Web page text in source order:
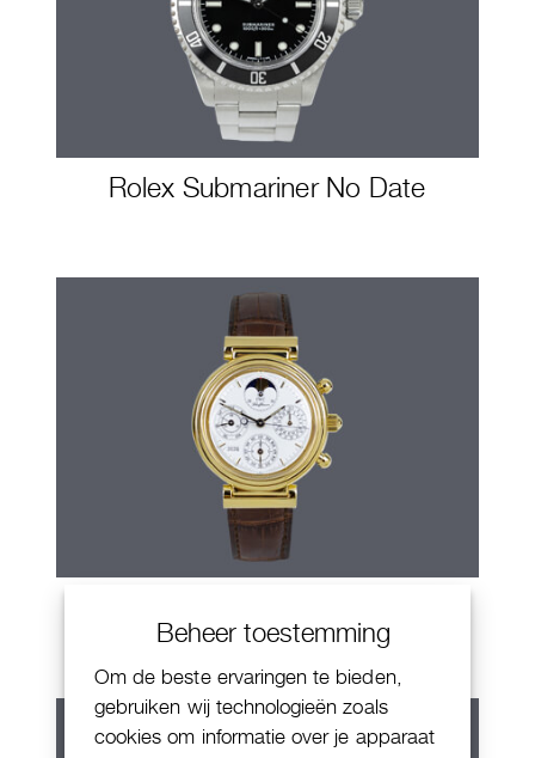
Beheer toestemming
Om de beste ervaringen te bieden,
gebruiken wij technologieën zoals
cookies om informatie over je apparaat
Rolex Submariner No Date